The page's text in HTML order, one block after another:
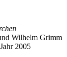
Wilhelm Grimm
2005